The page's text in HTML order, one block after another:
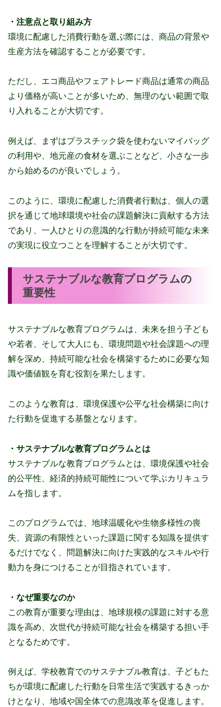
・注意点と取り組み方
環境に配慮した消費行動を選ぶ際には、商品の背景や
生産方法を確認することが必要です。
ただし、エコ商品やフェアトレード商品は通常の商品
より価格が高いことが多いため、無理のない範囲で取
り入れることが大切です。
例えば、まずはプラスチック袋を使わないマイバッグ
の利用や、地元産の食材を選ぶことなど、小さな一歩
から始めるのが良いでしょう。
このように、環境に配慮した消費者行動は、個人の選
択を通じて地球環境や社会の課題解決に貢献する方法
であり、一人ひとりの意識的な行動が持続可能な未来
の実現に役立つことを理解することが大切です。
サステナブルな教育プログラムの
重要性
サステナブルな教育プログラムは、未来を担う子ども
や若者、そして大人にも、環境問題や社会課題への理
解を深め、持続可能な社会を構築するために必要な知
識や価値観を育む役割を果たします。
このような教育は、環境保護や公平な社会構築に向け
た行動を促進する基盤となります。
・サステナブルな教育プログラムとは
サステナブルな教育プログラムとは、環境保護や社会
的公平性、経済的持続可能性について学ぶカリキュラ
ムを指します。
このプログラムでは、地球温暖化や生物多様性の喪
失、資源の有限性といった課題に関する知識を提供す
るだけでなく、問題解決に向けた実践的なスキルや行
動力を身につけることが目指されています。
・なぜ重要なのか
この教育が重要な理由は、地球規模の課題に対する意
識を高め、次世代が持続可能な社会を構築する担い手
となるためです。
例えば、学校教育でのサステナブル教育は、子どもた
ちが環境に配慮した行動を日常生活で実践するきっか
けとなり、地域や国全体での意識改革を促進します。